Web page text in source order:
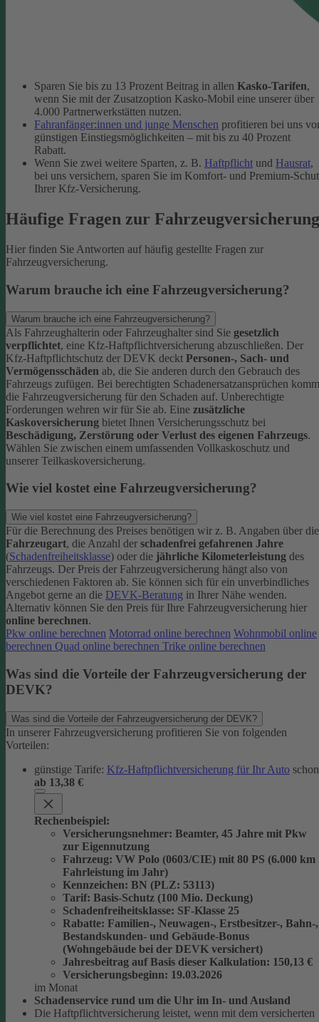
Sparen Sie bis zu 13 Prozent Beitrag in allen Kasko-Tarifen,
wenn Sie mit der Zusatzoption Kasko-Mobil eine unserer über
4.000 Partnerwerkstätten nutzen.
Fahranfänger:innen und junge Menschen profitieren bei uns
günstigen Einstiegsmöglichkeiten – mit bis zu 40 Prozent
Rabatt.
Wenn Sie zwei weitere Sparten, z. B. Haftpflicht und Hausrat,
bei uns versichern, sparen Sie im Komfort- und Premium-
Ihrer Kfz-Versicherung.
Häufige Fragen zur Fahrzeugversicherung
Hier finden Sie Antworten auf häufig gestellte Fragen zur
Fahrzeugversicherung.
Warum brauche ich eine Fahrzeugversicherung?
Warum brauche ich eine Fahrzeugversicherung?
Als Fahrzeughalterin oder Fahrzeughalter sind Sie gesetzlich
verpflichtet, eine Kfz-Haftpflichtversicherung abzuschließen. Der
Kfz-Haftpflichtschutz der DEVK deckt Personen-, Sach- und
Vermögensschäden ab, die Sie anderen durch den Gebrauch des
Fahrzeugs zufügen. Bei berechtigten Schadenersatzansprüchen
die Fahrzeugversicherung für den Schaden auf. Unberechtigte
Forderungen wehren wir für Sie ab. Eine zusätzliche
Kaskoversicherung bietet Ihnen Versicherungsschutz bei
Beschädigung, Zerstörung oder Verlust des eigenen Fahrzeugs.
Wählen Sie zwischen einem umfassenden Vollkaskoschutz und
unserer Teilkaskoversicherung.
Wie viel kostet eine Fahrzeugversicherung?
Wie viel kostet eine Fahrzeugversicherung?
Für die Berechnung des Preises benötigen wir z. B. Angaben über die
Fahrzeugart, die Anzahl der schadenfrei gefahrenen Jahre
(Schadenfreiheitsklasse) oder die jährliche Kilometerleistung des
Fahrzeugs. Der Preis der Fahrzeugversicherung hängt also von
verschiedenen Faktoren ab. Sie können sich für ein unverbindliches
Angebot gerne an die DEVK-Beratung in Ihrer Nähe wenden.
Alternativ können Sie den Preis für Ihre Fahrzeugversicherung hier
online berechnen.
Pkw online berechnen Motorrad online berechnen Wohnmobil online
berechnen Quad online berechnen Trike online berechnen
Was sind die Vorteile der Fahrzeugversicherung der
DEVK?
Was sind die Vorteile der Fahrzeugversicherung der DEVK?
In unserer Fahrzeugversicherung profitieren Sie von folgenden
Vorteilen:
günstige Tarife: Kfz-Haftpflichtversicherung für Ihr Auto schon
ab 13,38 €
Rechenbeispiel:
Versicherungsnehmer: Beamter, 45 Jahre mit Pkw
zur Eigennutzung
Fahrzeug: VW Polo (0603/CIE) mit 80 PS (6.000 km
Fahrleistung im Jahr)
Kennzeichen: BN (PLZ: 53113)
Tarif: Basis-Schutz (100 Mio. Deckung)
Schadenfreiheitsklasse: SF-Klasse 25
Rabatte: Familien-, Neuwagen-, Erstbesitzer-, Bahn-,
Bestandskunden- und Gebäude-Bonus
(Wohngebäude bei der DEVK versichert)
Jahresbeitrag auf Basis dieser Kalkulation: 150,13 €
Versicherungsbeginn: 19.03.2026
im Monat
Schadenservice rund um die Uhr im In- und Ausland
Die Haftpflichtversicherung leistet, wenn mit dem versicherten